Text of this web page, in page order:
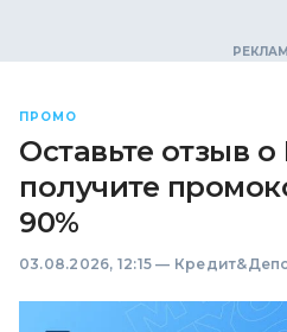
ПРОМО
Оставьте отзыв
получите
90%
03.08.2026, 12:15 —